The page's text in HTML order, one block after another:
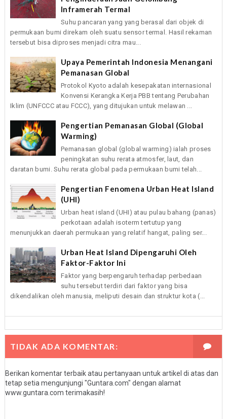
Inframerah Termal
Suhu pancaran yang yang berasal dari objek di
permukaan bumi direkam oleh suatu sensor termal. Hasil rekaman
tersebut bisa diproses menjadi citra mau...
Upaya Pemerintah Indonesia Menangani
Pemanasan Global
Protokol Kyoto adalah kesepakatan internasional
Konvensi Kerangka Kerja PBB tentang Perubahan
Iklim (UNFCCC atau FCCC), yang ditujukan untuk melawan ...
Pengertian Pemanasan Global (Global
Warming)
Pemanasan global (global warming) ialah proses
peningkatan suhu rerata atmosfer, laut, dan
daratan bumi. Suhu rerata global pada permukaan bumi telah...
Pengertian Fenomena Urban Heat Island
(UHI)
Urban heat island (UHI) atau pulau bahang (panas)
perkotaan adalah isoterm tertutup yang
menunjukkan daerah permukaan yang relatif hangat, paling ser...
Urban Heat Island Dipengaruhi Oleh
Faktor-Faktor Ini
Faktor yang berpengaruh terhadap perbedaan
suhu tersebut terdiri dari faktor yang bisa
dikendalikan oleh manusia, meliputi desain dan struktur kota (...
TIDAK ADA KOMENTAR:
Berikan komentar terbaik atau pertanyaan untuk artikel di atas dan
tetap setia mengunjungi "Guntara.com" dengan alamat
www.guntara.com terimakasih!